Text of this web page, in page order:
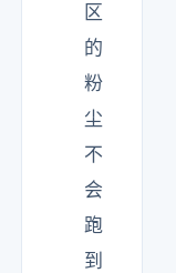
区
的
粉
尘
不
会
跑
到